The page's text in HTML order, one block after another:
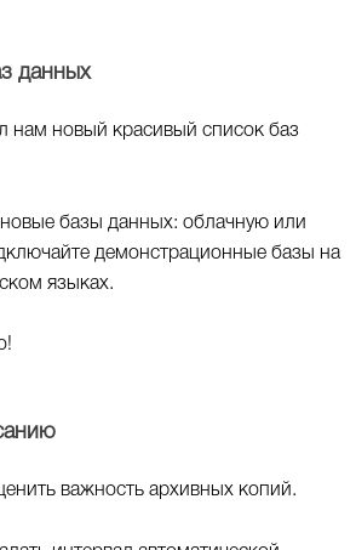
данных
нам новый красивый список баз
базы данных: облачную или
демонстрационные базы на
языках.
важность архивных копий.